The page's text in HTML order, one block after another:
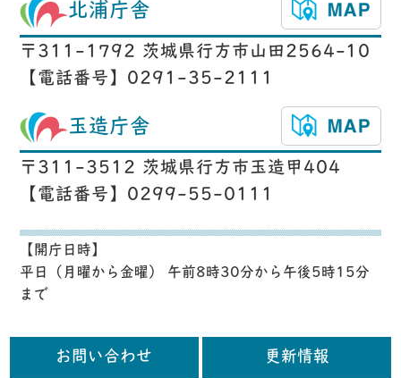
北浦庁舎
〒311-1792 茨城県行方市山田2564-10
【電話番号】0291-35-2111
玉造庁舎
〒311-3512 茨城県行方市玉造甲404
【電話番号】0299-55-0111
【開庁日時】
平日（月曜から金曜） 午前8時30分から午後5時15分
まで
お問い合わせ 更新情報